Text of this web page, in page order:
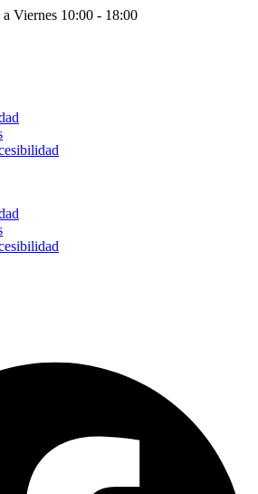
Viernes 10:00 - 18:00